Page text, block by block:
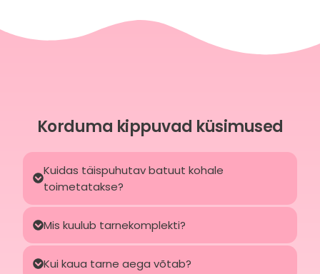
Korduma kippuvad küsimused
Kuidas täispuhutav batuut kohale
toimetatakse?
Mis kuulub tarnekomplekti?
Kui kaua tarne aega võtab?